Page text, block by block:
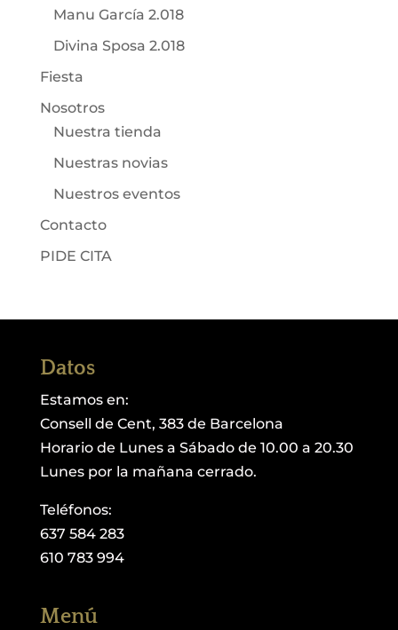
Manu García 2.018
Divina Sposa 2.018
Fiesta
Nosotros
Nuestra tienda
Nuestras novias
Nuestros eventos
Contacto
PIDE CITA
Datos
Estamos en:
Consell de Cent, 383 de Barcelona
Horario de Lunes a Sábado de 10.00 a 20.30
Lunes por la mañana cerrado.
Teléfonos:
637 584 283
610 783 994
Menú